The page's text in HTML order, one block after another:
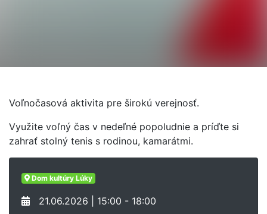
Voľnočasová aktivita pre širokú verejnosť.
Využite voľný čas v nedeľné popoludnie a príďte si
zahrať stolný tenis s rodinou, kamarátmi.
Dom kultúry Lúky
21.06.2026 | 15:00 - 18:00